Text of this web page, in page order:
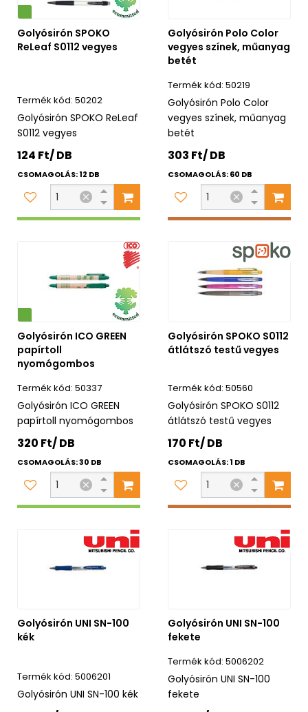
Golyósirón SPOKO
ReLeaf S0112 vegyes
50202
Golyósirón SPOKO ReLeaf
S0112 vegyes
124 Ft/ DB
CSOMAGOLÁS: 12 DB
Golyósirón Polo Color
vegyes színek, műanyag
betét
50219
Golyósirón Polo Color
vegyes színek, műanyag
betét
303 Ft/ DB
CSOMAGOLÁS: 60 DB
Golyósirón ICO GREEN
papírtoll
nyomógombos
50337
Golyósirón ICO GREEN
papírtoll nyomógombos
320 Ft/ DB
CSOMAGOLÁS: 30 DB
Golyósirón SPOKO S0112
átlátszó testű vegyes
50560
Golyósirón SPOKO S0112
átlátszó testű vegyes
170 Ft/ DB
CSOMAGOLÁS: 1 DB
Golyósirón UNI SN-100
kék
5006201
Golyósirón UNI SN-100 kék
Golyósirón UNI SN-100
fekete
5006202
Golyósirón UNI SN-100
fekete